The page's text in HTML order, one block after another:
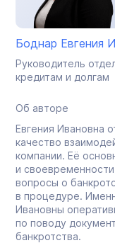
Боднар Евгения
Руководитель
кредитам и долгам
Об авторе
Евгения Ивановна
качество
компании. Её
и
вопросы о
в процедуре.
Ивановны
по поводу
банкротства.